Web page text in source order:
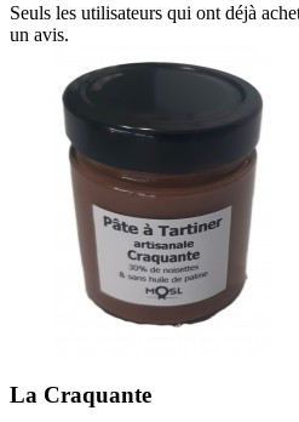
Seuls les utilisateurs qui ont déjà
un avis.
La Craquante